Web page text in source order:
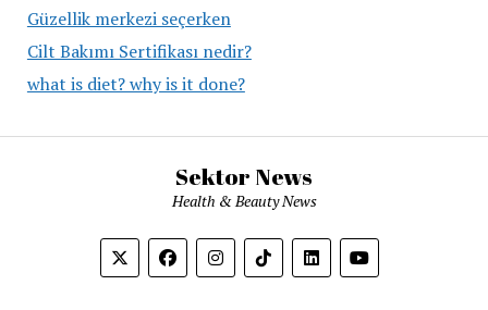
Güzellik merkezi seçerken
Cilt Bakımı Sertifikası nedir?
what is diet? why is it done?
Sektor News
Health & Beauty News